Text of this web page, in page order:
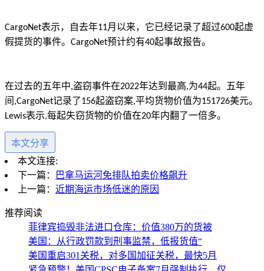
CargoNet表示，自去年11月以来，它已经记录了超过600起虚
假提货的事件。 CargoNet预计约有40起事故报告。
在过去的五年中,盗窃事件在2022年达到最高,为44起。五年
间 ,CargoNet记录了156起盗窃案,平均货物价值为151726美元。
Lewis表示,每起失窃货物的价值在20年内翻了一倍多。
本文分享
本文连接:
下一篇：
巴拿马运河免排队拍卖价格飙升
上一篇： 近期海运市场低迷的原因
推荐阅读
菲律宾捣毁非法进口仓库：价值380万的货被
美国：从行政罚款到刑事监禁，低报货值“
美国重启301关税，对多国加征关税，最快5月